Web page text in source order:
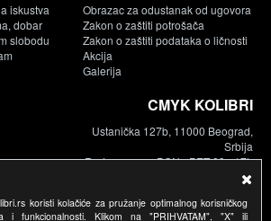
iskustva
dobar
slobodu
Obrazac za odustanak od ugovora
Zakon o zaštiti potrošača
Zakon o zaštiti podataka o ličnosti
Akcija
Galerija
CMYK KOLIBRI
Ustanička 127b, 11000 Beograd,
Srbija
Radno vreme: PON - PET 09 - 17h
Telefon:
063.108.33.55
koristi kolačiće za pružanje optimalnog korisničkog
i funkcionalnosti. Klikom na "PRIHVATAM", "X" ili